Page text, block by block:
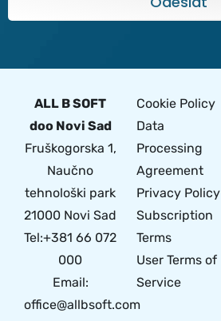
ALL B SOFT
doo Novi Sad
Fruškogorska 1,
Naučno
tehnološki park
21000 Novi Sad
Tel:+381 66 072
000
Email:
office@allbsoft.com
Cookie Policy
Data
Processing
Agreement
Privacy Policy
Subscription
Terms
User Terms of
Service